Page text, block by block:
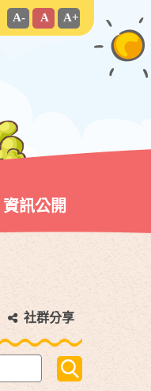
A- A A+
資訊公開
社群分享